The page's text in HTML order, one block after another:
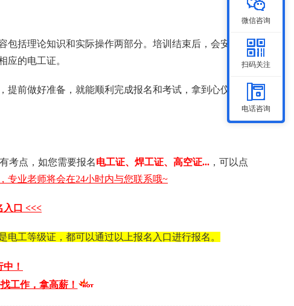
包括理论知识和实际操作两部分。培训结束后，会安排统
应的电工证。
前做好准备，就能顺利完成报名和考试，拿到心仪的电
考点，如您需要 报名电工证 、 焊工证 、 高空证... ，可以点
专业老师将会在24小时内与您联系哦~
入口 <<<
工等级证，都可以通过以上报名入口进行报名。
！
工作，拿高薪！
微信咨询
扫码关注
电话咨询